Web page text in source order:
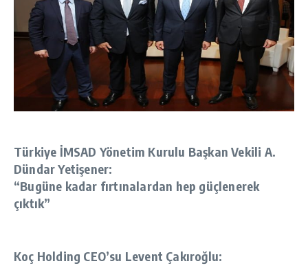
Türkiye İMSAD Yönetim Kurulu Başkan Vekili A.
Dündar Yetişener:
“Bugüne kadar fırtınalardan hep güçlenerek
çıktık”
Koç Holding CEO’su Levent Çakıroğlu: